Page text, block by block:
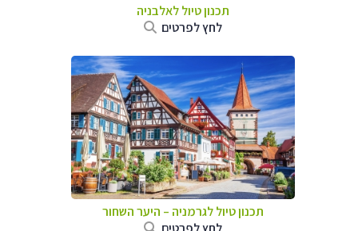
תכנון טיול לאלבניה
לחץ לפרטים
תכנון טיול לגרמניה – היער השחור